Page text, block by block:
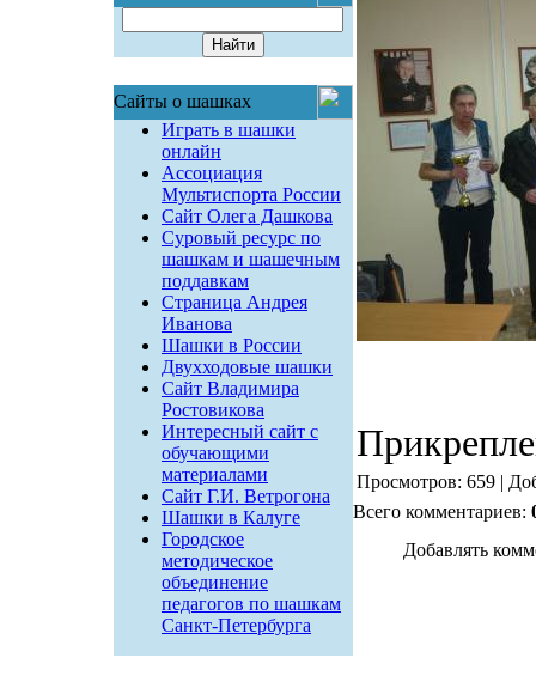
Сайты о шашках
Играть в шашки
онлайн
Ассоциация
Мультиспорта России
Сайт Олега Дашкова
Суровый ресурс по
шашкам и шашечным
поддавкам
Страница Андрея
Иванова
Шашки в России
Двухходовые шашки
Сайт Владимира
Ростовикова
Интересный сайт с
обучающими
материалами
Сайт Г.И. Ветрогона
Шашки в Калуге
Городское
методическое
объединение
педагогов по шашкам
Санкт-Петербурга
Просмотров: 659 |
Всего комментариев:
Добавлять